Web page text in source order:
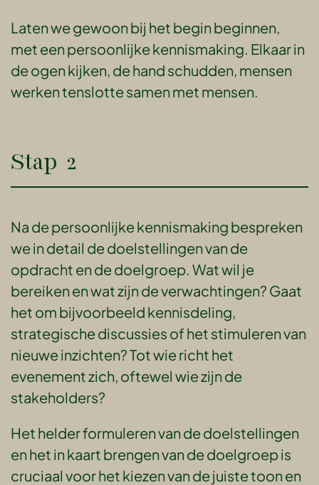
Laten we gewoon bij het begin beginnen,
met een persoonlijke kennismaking. Elkaar in
de ogen kijken, de hand schudden, mensen
werken tenslotte samen met mensen.
Stap 2
Na de persoonlijke kennismaking bespreken
we in detail de doelstellingen van de
opdracht en de doelgroep. Wat wil je
bereiken en wat zijn de verwachtingen? Gaat
het om bijvoorbeeld kennisdeling,
strategische discussies of het stimuleren van
nieuwe inzichten? Tot wie richt het
evenement zich, oftewel wie zijn de
stakeholders?
Het helder formuleren van de doelstellingen
en het in kaart brengen van de doelgroep is
cruciaal voor het kiezen van de juiste toon en